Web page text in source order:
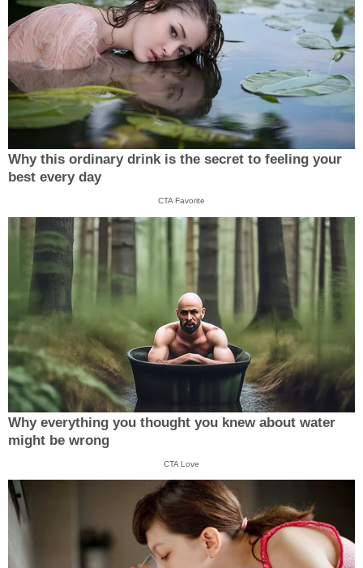
Why this ordinary drink is the secret to feeling your
best every day
CTA Favorite
Why everything you thought you knew about water
might be wrong
CTA Love